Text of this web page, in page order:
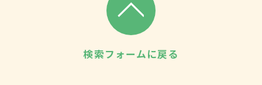
検索フォームに戻る